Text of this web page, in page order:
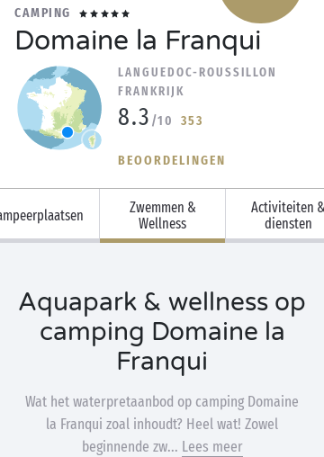
CAMPING
Domaine la Franqui
LANGUEDOC-ROUSSILLON
FRANKRIJK
8.3 /10 353
BEOORDELINGEN
Zwemmen &
Wellness
Activiteiten &
diensten
Aquapark & wellness op
camping Domaine la
Franqui
Wat het waterpretaanbod op camping Domaine
la Franqui zoal inhoudt? Heel wat! Zowel
beginnende zw... Lees meer